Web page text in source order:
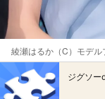
綾瀬はるか（C）モデル
ジグソー